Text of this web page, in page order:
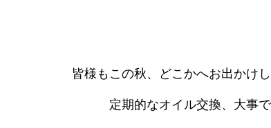
皆様もこの秋、どこかへお出かけ
定期的なオイル交換、大事